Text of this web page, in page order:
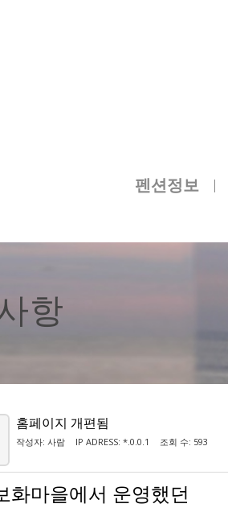
펜션정보
항
홈페이지 개편됨
작성자: 사람 IP ADRESS: *.0.0.1 조회 수: 593
화마을에서 운영했던